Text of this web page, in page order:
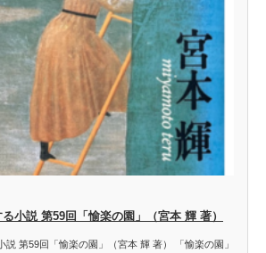
小説 第59回「愉楽の園」（宮本 輝 著）
説 第59回「愉楽の園」（宮本 輝 著） 「愉楽の園」